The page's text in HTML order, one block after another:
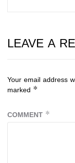
LEAVE A
Your email address
marked *
COMMENT *